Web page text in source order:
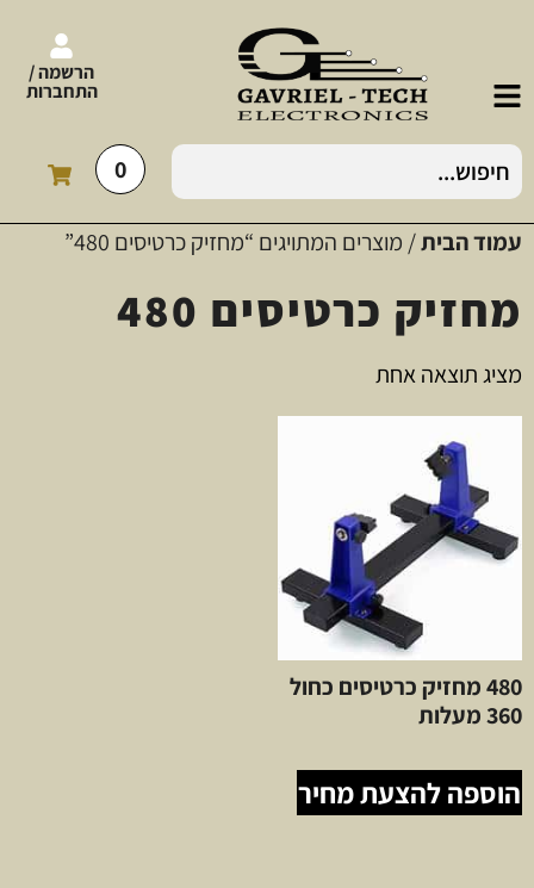
הרשמה /
התחברות
0
עמוד הבית/ מוצרים המתויגים “מחזיק כרטיסים 480”
מחזיק כרטיסים 480
מציג תוצאה אחת
480 מחזיק כרטיסים כחול
360 מעלות
הוספה להצעת מחיר